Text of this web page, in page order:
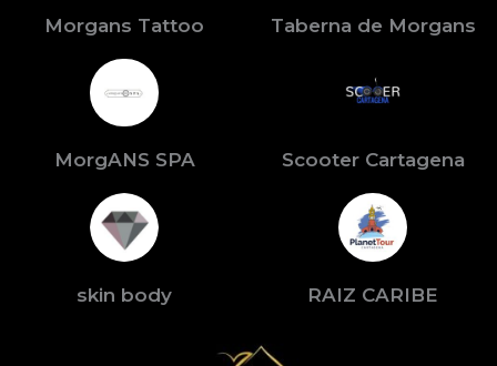
Morgans Tattoo Taberna de Morgans
MorgANS SPA Scooter Cartagena
skin body RAIZ CARIBE